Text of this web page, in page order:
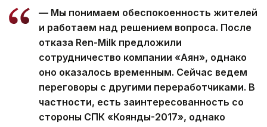
— Мы понимаем обеспокоенность жителей
и работаем над решением вопроса. После
отказа Ren-Milk предложили
сотрудничество компании «Аян», однако
оно оказалось временным. Сейчас ведем
переговоры с другими переработчиками. В
частности, есть заинтересованность со
стороны СПК «Коянды-2017», однако